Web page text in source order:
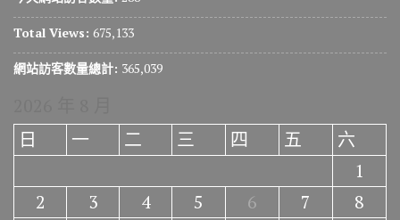
Total Views: 675,133
網站訪客數量總計: 365,039
日
一 二 三 四 五
六
1
2
3 4 5 6 7
8